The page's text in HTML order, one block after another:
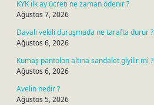
KYK ilk ay ücreti ne zaman ödenir ?
Ağustos 7, 2026
Davalı vekili duruşmada ne tarafta durur ?
Ağustos 6, 2026
Kumaş pantolon altına sandalet giyilir mi ?
Ağustos 6, 2026
Avelin nedir ?
Ağustos 5, 2026